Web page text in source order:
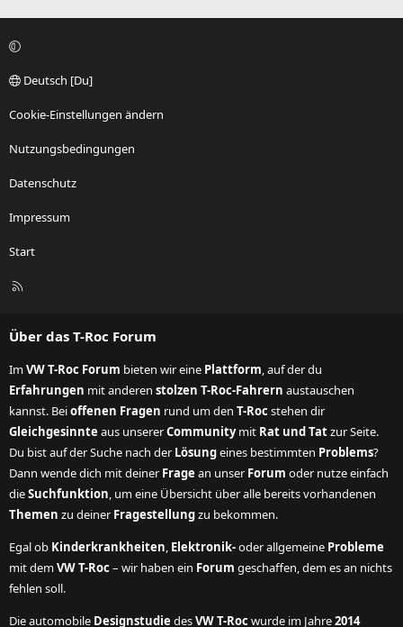
Deutsch [Du]
Cookie-Einstellungen ändern
Nutzungsbedingungen
Datenschutz
Impressum
Start
R
Über das T-Roc Forum
ImVW T-Roc Forum bieten wir eine Plattform, auf der du
Erfahrungen mit anderen stolzen T-Roc-Fahrern austauschen
kannst. Beioffenen Fragen rund um den T-Rocstehen dir
Gleichgesinnte aus unsererCommunitymit Rat und Tatzur Seite.
Du bist auf der Suche nach der Lösungeines bestimmten Problems?
Dann wende dich mit deiner Frage an unser Forum oder nutze einfach
dieSuchfunktion, um eine Übersicht über alle bereits vorhandenen
Themen zu deiner Fragestellungzu bekommen.
Egal ob Kinderkrankheiten, Elektronik-oder allgemeine Probleme
mit demVW T-Roc– wir haben ein Forum geschaffen, dem es an nichts
fehlen soll.
Die automobile Designstudie desVW T-Rocwurde im Jahre2014